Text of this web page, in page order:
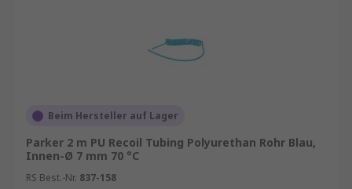
häufig bewegt werden müssen.
Polyurethan (PU) oder Polyamid (PA). Diese
Materialien sind abriebfest,
chemikalienbeständig und halten hohen
Belastungen stand.
Beim Hersteller auf Lager
Parker 2 m PU Recoil Tubing Polyurethan Rohr Blau,
Innen-Ø 7 mm 70 °C
RS Best.-Nr. 837-158